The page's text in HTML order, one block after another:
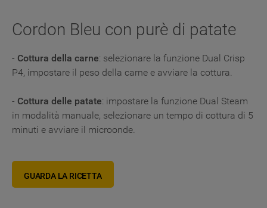
Cordon Bleu con purè di patate
- Cottura della carne: selezionare la funzione Dual Crisp
P4, impostare il peso della carne e avviare la cottura.
- Cottura delle patate: impostare la funzione Dual Steam
in modalità manuale, selezionare un tempo di cottura di 5
minuti e avviare il microonde.
GUARDA LA RICETTA